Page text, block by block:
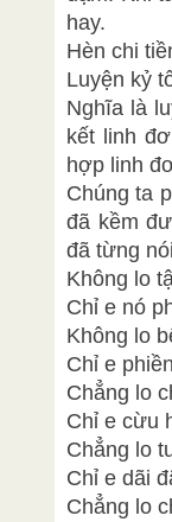
hay.
Hèn chi
Luyện kỷ
Nghĩa là
kết linh
hợp linh
Chúng ta
đã kềm
đã từng
Không lo
Chỉ e nó
Không lo
Chỉ e
Chẳng lo
Chỉ e cừu
Chẳng lo
Chỉ e dãi
Chẳng lo